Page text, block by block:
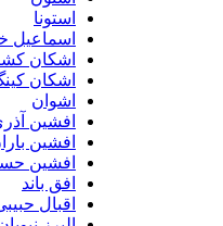
استونا
اسماعیل خانزاده
اشکان کشاورز
اشکان کینگ
اشوان
افشین آذری
افشین باران
افشین حسنی
افق باند
اقبال حبیبی